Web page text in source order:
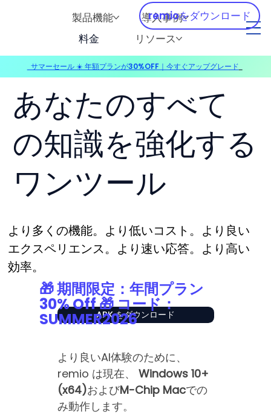
製品機能
導入事例
料金
リソース
remioをダウンロード
あなたのすべて
の知識を強化する
ワンツール
より多くの機能。より低いコスト。より良い
エクスペリエンス。より速い応答。より高い
効率。
APK をダウンロード
より良いAI体験のために、
remio は現在、 Windows 10+
(x64)およびM-Chip Macでの
み動作します。
🎁 期間限定：年間プラン
30% Off 🎁 コード：
SUMMER2026
サマーセール ☀️ 年額プランが30%OFF｜今すぐアップグレード